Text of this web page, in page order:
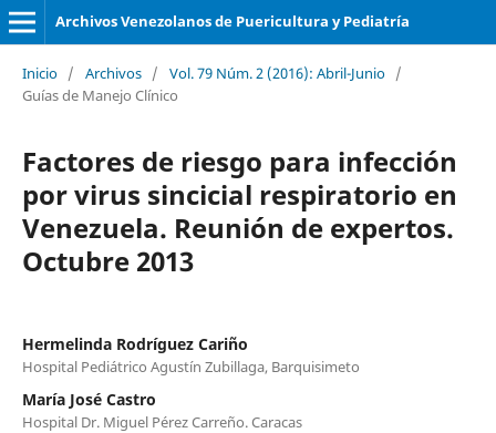
Archivos Venezolanos de Puericultura y Pediatría
Inicio / Archivos / Vol. 79 Núm. 2 (2016): Abril-Junio /
Guías de Manejo Clínico
Factores de riesgo para infección
por virus sincicial respiratorio en
Venezuela. Reunión de expertos.
Octubre 2013
Hermelinda Rodríguez Cariño
Hospital Pediátrico Agustín Zubillaga, Barquisimeto
María José Castro
Hospital Dr. Miguel Pérez Carreño. Caracas